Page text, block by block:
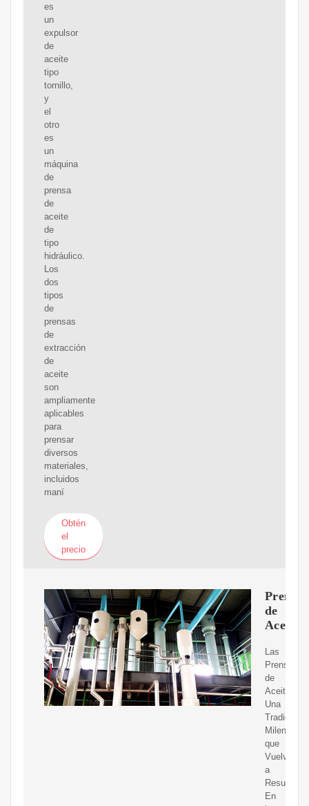
es
un
expulsor
de
aceite
tipo
tornillo,
y
el
otro
es
un
máquina
de
prensa
de
aceite
de
tipo
hidráulico.
Los
dos
tipos
de
prensas
de
extracción
de
aceite
son
ampliamente
aplicables
para
prensar
diversos
materiales,
incluidos
maní
Obtén
el
precio
Prensas
de
Aceite
Las
Prensas
de
Aceite:
Una
Tradición
Milenaria
que
Vuelve
a
Resurgir
En